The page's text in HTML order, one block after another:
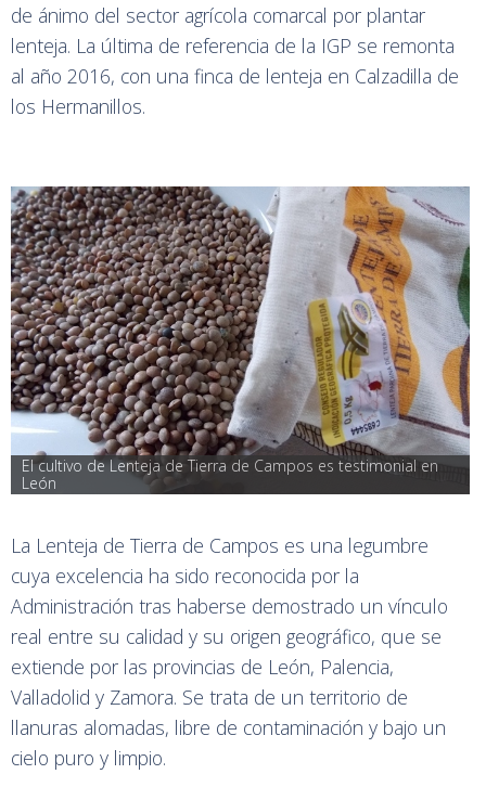
de ánimo del sector agrícola comarcal por plantar
lenteja. La última de referencia de la IGP se remonta
al año 2016, con una finca de lenteja en Calzadilla de
los Hermanillos.
El cultivo de Lenteja de Tierra de Campos es testimonial en
León
La Lenteja de Tierra de Campos es una legumbre
cuya excelencia ha sido reconocida por la
Administración tras haberse demostrado un vínculo
real entre su calidad y su origen geográfico, que se
extiende por las provincias de León, Palencia,
Valladolid y Zamora. Se trata de un territorio de
llanuras alomadas, libre de contaminación y bajo un
cielo puro y limpio.